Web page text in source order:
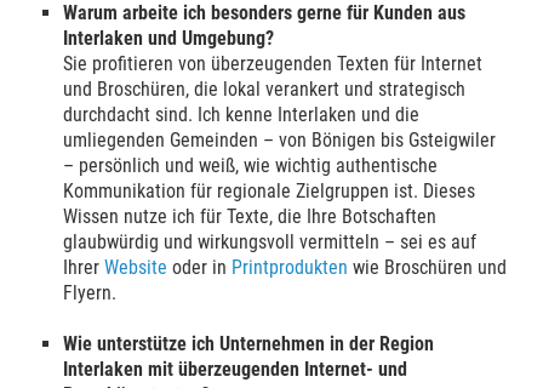
Warum arbeite ich besonders gerne für Kunden aus
Interlaken und Umgebung?
Sie profitieren von überzeugenden Texten für Internet
und Broschüren, die lokal verankert und strategisch
durchdacht sind. Ich kenne Interlaken und die
umliegenden Gemeinden – von Bönigen bis Gsteigwiler
– persönlich und weiß, wie wichtig authentische
Kommunikation für regionale Zielgruppen ist. Dieses
Wissen nutze ich für Texte, die Ihre Botschaften
glaubwürdig und wirkungsvoll vermitteln – sei es auf
Ihrer Website oder in Printprodukten wie Broschüren und
Flyern.
Wie unterstütze ich Unternehmen in der Region
Interlaken mit überzeugenden Internet- und